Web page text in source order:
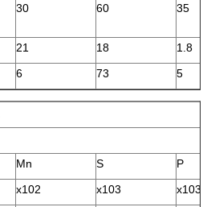
30 60 35
21 18
1.8
6 73 5
Mn S
P
x102 x103
x103